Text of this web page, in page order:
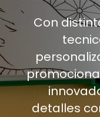
Con
detalles
Con el
hacemos
Un